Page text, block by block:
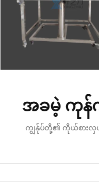
အခမဲ့ ကုန်
ကျွန်ုပ်တို့၏ ကိုယ်စား